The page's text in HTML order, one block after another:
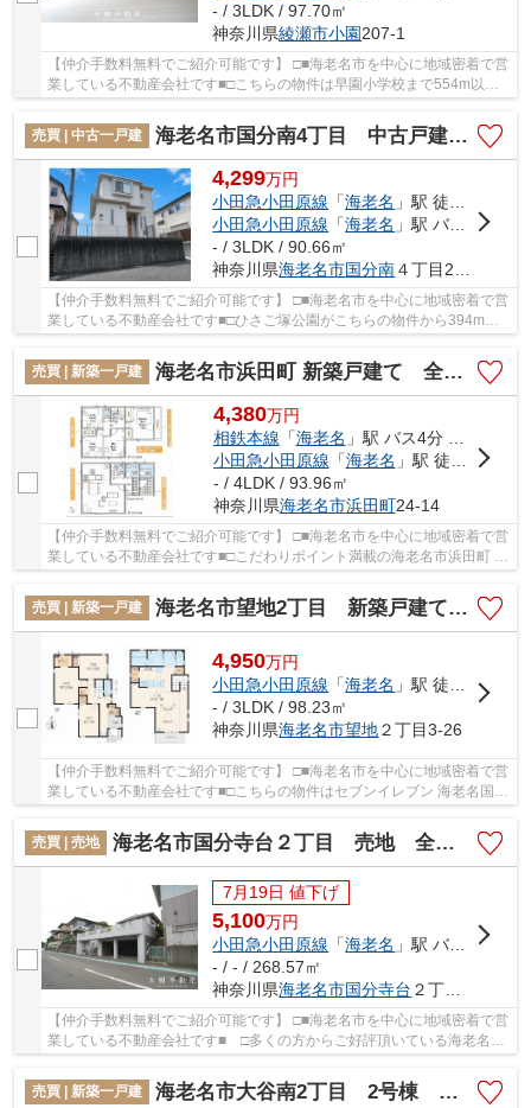
- / 3LDK / 97.70㎡
神奈川県綾瀬市小園207-1
【仲介手数料無料でご紹介可能です】 □■海老名市を中心に地域密着で営
業している不動産会社です■□こちらの物件は早園小学校まで554m以内
売買 | 中古一戸建
海老名市国分南4丁目 中古戸建て 【仲介手数料無料】
4,299万円
小田急小田原線 「海老名 」駅 徒歩19分
小田急小田原線 「海老名 」駅 バス12分 「国分寺台第2」 停歩5分
- / 3LDK / 90.66㎡
神奈川県海老名市国分南４丁目24-3
【仲介手数料無料でご紹介可能です】 □■海老名市を中心に地域密着で営
業している不動産会社です■□ひさご塚公園がこちらの物件から394mの
売買 | 新築一戸建
海老名市浜田町 新築戸建て 全１棟【仲介手数料無料】
4,380万円
相鉄本線 「海老名 」駅 バス4分 「大谷小学校」 停歩2分
小田急小田原線 「海老名 」駅 徒歩27分
- / 4LDK / 93.96㎡
神奈川県海老名市浜田町24-14
【仲介手数料無料でご紹介可能です】 □■海老名市を中心に地域密着で営
業している不動産会社です■□こだわりポイント満載の海老名市浜田町 新
売買 | 新築一戸建
海老名市望地2丁目 新築戸建て 全9棟【仲介手数料無料】
4,950万円
小田急小田原線 「海老名 」駅 徒歩19分
- / 3LDK / 98.23㎡
神奈川県海老名市望地２丁目3-26
【仲介手数料無料でご紹介可能です】 □■海老名市を中心に地域密着で営
業している不動産会社です■□こちらの物件はセブンイレブン 海老名国分
売買 | 売地
海老名市国分寺台２丁目 売地 全１区画 【仲介手数料無料】
7月19日 値下げ
5,100万円
小田急小田原線 「海老名 」駅 バス8分 「国分寺台第５」 停歩3分
- / - / 268.57㎡
神奈川県海老名市国分寺台 ２丁目9-6
【仲介手数料無料でご紹介可能です】 □■海老名市を中心に地域密着で営
業している不動産会社です■ □多くの方からご好評頂いている海老名市
国分寺台２丁目 売地 全１区画 【仲介手数...
売買 | 新築一戸建
海老名市大谷南2丁目 2号棟 新築戸建 全5棟【仲介手数料無料】